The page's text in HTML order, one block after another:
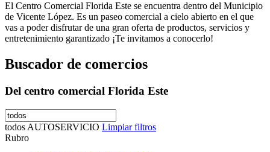
El Centro Comercial Florida Este se encuentra dentro del Municipio
de Vicente López. Es un paseo comercial a cielo abierto en el que
vas a poder disfrutar de una gran oferta de productos, servicios y
entretenimiento garantizado ¡Te invitamos a conocerlo!
Buscador de comercios
Del centro comercial Florida Este
todos AUTOSERVICIO Limpiar filtros
Rubro